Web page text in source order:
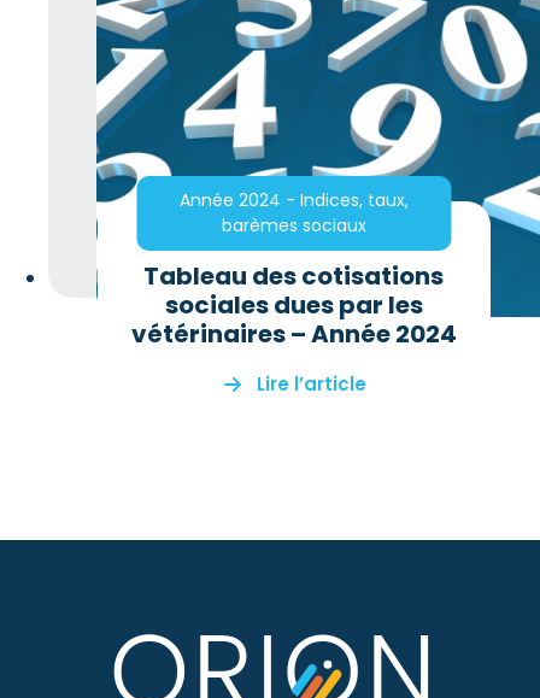
Année 2024 - Indices, taux,
barèmes sociaux
Tableau des cotisations
sociales dues par les
vétérinaires – Année 2024
Lire l’article